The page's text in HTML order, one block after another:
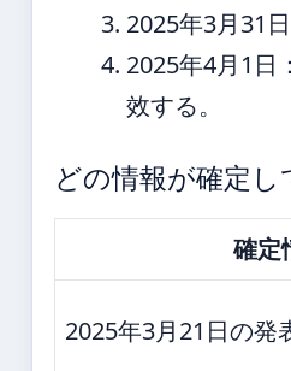
2025年3月31日
2025年4月1日
效する。
どの情報が確定
確定
2025年3月21日の発